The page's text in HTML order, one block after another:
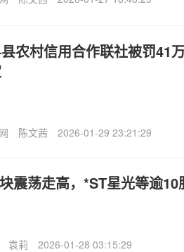
农村信用合作联社被罚41
陈文茜 2026-01-29 23:21:29
震荡走高，*ST星光等逾10
袁莉 2026-01-28 03:15:29